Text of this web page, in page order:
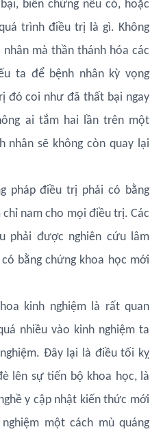
biến chứng nếu có, hoặc
trình điều trị là gì. Không
mà thần thánh hóa các
ta để bệnh nhân kỳ vọng
đó coi như đã thất bại ngay
ai tắm hai lần trên một
nhân sẽ không còn quay lại
pháp điều trị phải có bằng
nam cho mọi điều trị. Các
phải được nghiên cứu lâm
bằng chứng khoa học mới
kinh nghiệm là rất quan
nhiều vào kinh nghiệm ta
Đây lại là điều tối kỵ
lên sự tiến bộ khoa học, là
y cập nhật kiến thức mới
một cách mù quáng